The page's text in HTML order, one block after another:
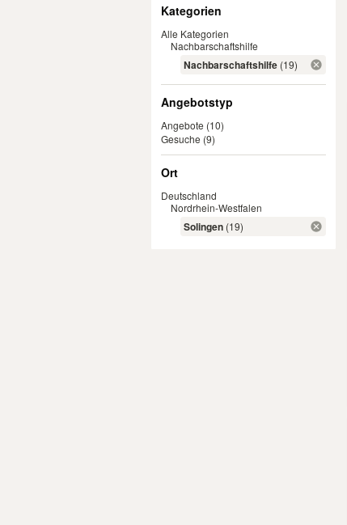
Kategorien
Alle Kategorien
Nachbarschaftshilfe
Nachbarschaftshilfe (19)
Angebotstyp
Angebote (10)
Gesuche (9)
Ort
Deutschland
Nordrhein-Westfalen
Solingen (19)